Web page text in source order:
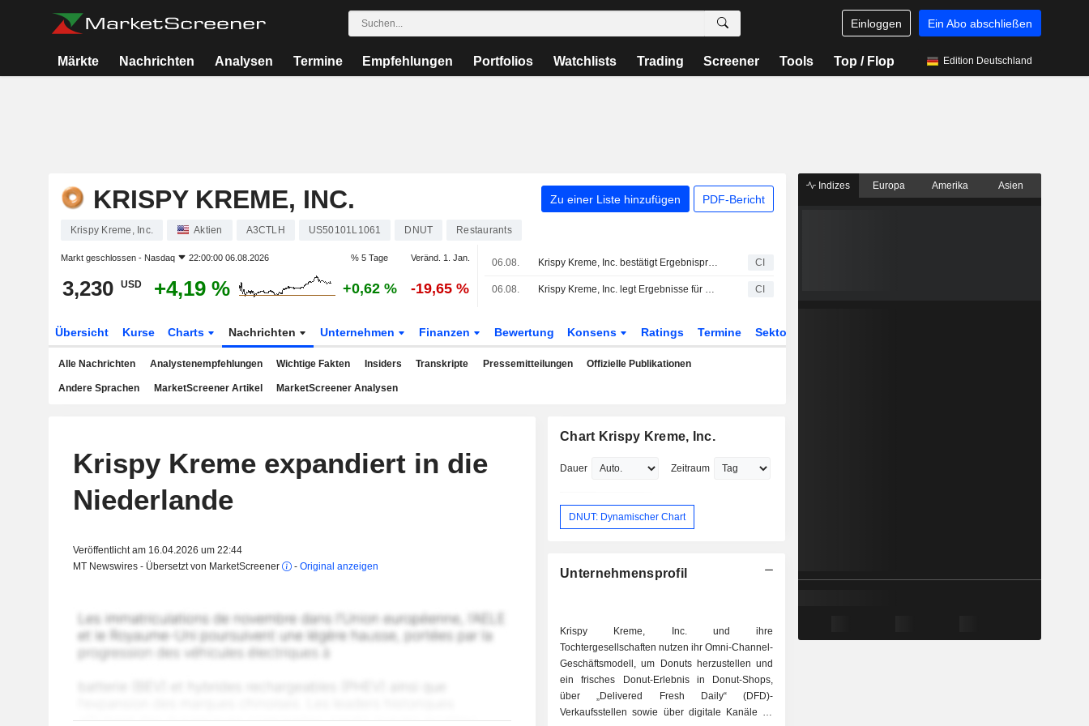
Einloggen Ein Abo abschließen
Märkte Nachrichten Analysen Termine Empfehlungen Portfolios Watchlists Trading Screener Tools Top / Flop Edition Deutschland
KRISPY KREME, INC. Zu einer Liste hinzufügen PDF-Bericht
Krispy Kreme, Inc. Aktien A3CTLH US50101L1061 DNUT Restaurants
Markt geschlossen - Nasdaq 22:00:00 06.08.2026 % 5 Tage Veränd. 1. Jan.
3,230 USD +4,19 % +0,62 % -19,65 %
06.08. Krispy Kreme, Inc. bestätigt Ergebnisprognose für das Jahr 2026 CI
06.08. Krispy Kreme, Inc. legt Ergebnisse für das zweite Quartal und die ersten sechs Monate bis zum 28. Juni 2026 vor CI
Übersicht Kurse Charts Nachrichten Unternehmen Finanzen Bewertung Konsens Ratings Termine Sektor
Alle Nachrichten Analystenempfehlungen Wichtige Fakten Insiders Transkripte Pressemitteilungen Offizielle Publikationen
Andere Sprachen MarketScreener Artikel MarketScreener Analysen
Krispy Kreme expandiert in die
Niederlande
Veröffentlicht am 16.04.2026 um 22:44
MT Newswires - Übersetzt von MarketScreener
- Original anzeigen
Chart Krispy Kreme, Inc.
Dauer Zeitraum
DNUT: Dynamischer Chart
Unternehmensprofil
Krispy Kreme, Inc. und ihre
Tochtergesellschaften nutzen ihr Omni-Channel-
Geschäftsmodell, um Donuts herzustellen und
ein frisches Donut-Erlebnis in Donut-Shops,
über „Delivered Fresh Daily“ (DFD)-
Verkaufsstellen sowie über digitale Kanäle zu
Indizes Europa Amerika Asien